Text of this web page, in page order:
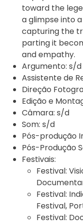
toward the
a glimpse into
capturing the
parting it
and empathy.
Argumento: s/d
Assistente de
Direção
Edição e
Câmara: s/d
Som: s/d
Pós-produção
Pós-Produção
Festivais:
Festival:
Festival:
Festival,
Festival: